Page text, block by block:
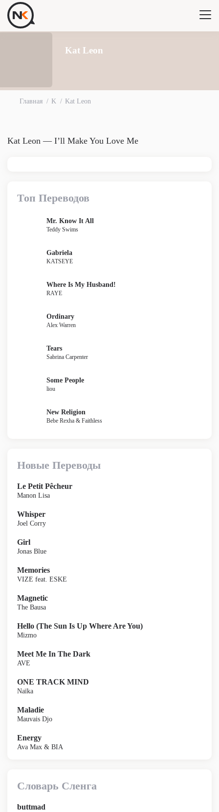
Kat Leon
Главная K Kat Leon
Kat Leon — I’ll Make You Love Me
Топ Переводов
Mr. Know It All
Teddy Swims
Gabriela
KATSEYE
Where Is My Husband!
RAYE
Ordinary
Alex Warren
Tears
Sabrina Carpenter
Some People
liou
New Religion
Bebe Rexha & Faithless
Новые Переводы
Le Petit Pêcheur
Manon Lisa
Whisper
Joel Corry
Girl
Jonas Blue
Memories
VIZE feat. ESKE
Magnetic
The Bausa
Hello (The Sun Is Up Where Are You)
Mizmo
Meet Me In The Dark
AVE
ONE TRACK MIND
Naïka
Maladie
Mauvais Djo
Energy
Ava Max & BIA
Словарь Сленга
buttmad